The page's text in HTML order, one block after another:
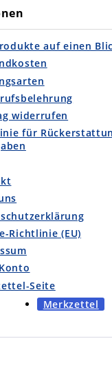
auf einen
widerrufen
für
Richtlinie (EU)
Seite
Merkzettel